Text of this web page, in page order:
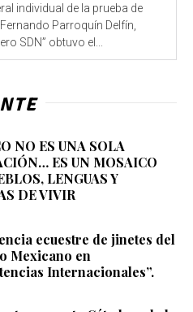
individual de la prueba de
Parroquín Delfín,
SDN” obtuvo el...
NO ES UNA SOLA
ES UN MOSAICO
LENGUAS Y
DE VIVIR
ecuestre de jinetes del
Mexicano en
Internacionales”.